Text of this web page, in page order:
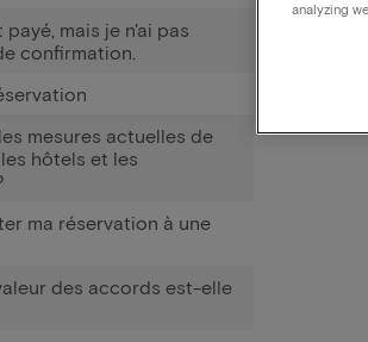
mais je n'ai pas
confirmation.
mesures actuelles de
hôtels et les
ma réservation à une
des accords est-elle
analyzing